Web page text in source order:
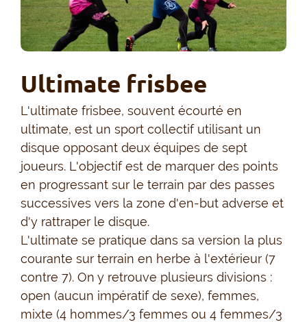
Ultimate frisbee
L'ultimate frisbee, souvent écourté en
ultimate, est un sport collectif utilisant un
disque opposant deux équipes de sept
joueurs. L'objectif est de marquer des points
en progressant sur le terrain par des passes
successives vers la zone d'en-but adverse et
d'y rattraper le disque.
L'ultimate se pratique dans sa version la plus
courante sur terrain en herbe à l'extérieur (7
contre 7). On y retrouve plusieurs divisions :
open (aucun impératif de sexe), femmes,
mixte (4 hommes/3 femmes ou 4 femmes/3